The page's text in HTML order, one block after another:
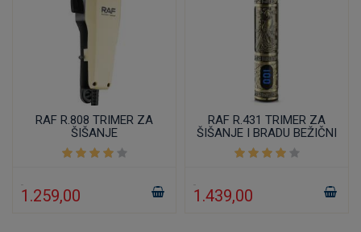
RAF R.808 TRIMER ZA
ŠIŠANJE
1.259,00
RAF R.431 TRIMER ZA
ŠIŠANJE I BRADU BEŽIČNI
1.439,00